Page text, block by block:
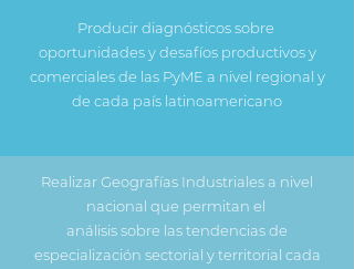
Producir diagnósticos sobre
oportunidades y desafíos productivos y
comerciales de las PyME a nivel regional y
de cada país latinoamericano
Realizar Geografías Industriales a nivel
nacional que permitan el
análisis sobre las tendencias de
especialización sectorial y territorial cada